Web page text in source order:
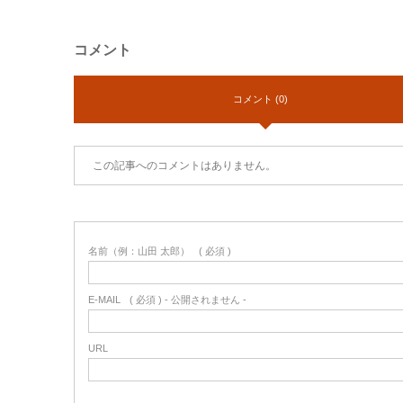
コメント
コメント (0)
この記事へのコメントはありません。
名前（例：山田 太郎） ( 必須 )
E-MAIL ( 必須 ) - 公開されません -
URL